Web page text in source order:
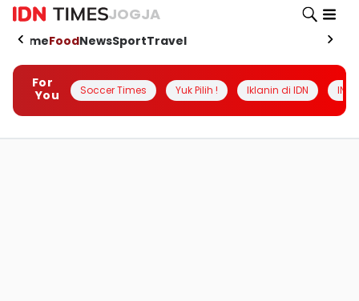
JOGJA
HomeFoodNewsSportTravel
For
You
Soccer Times Yuk Pilih ! Iklanin di IDN